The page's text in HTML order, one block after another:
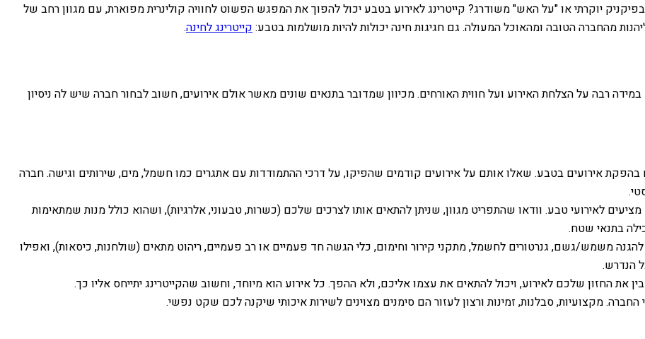
יוקרתי או "על האש" משודרג? קייטרינג לאירוע בטבע יכול להפוך את המפגש הפשוט לחוויה קולינרית מפוארת, עם מגוון רחב של
מהחברה הטובה ומהאוכל המעולה. גם חגיגות חינה יכולות להיות מושלמות בטבע:קייטרינג לחינה.
רבה על הצלחת האירוע ועל חווית האורחים. מכיוון שמדובר בתנאים שונים מאשר אולם אירועים, חשוב לבחור חברה שיש לה ניסיון
בהפקת אירועים בטבע. שאלו אותם על אירועים קודמים שהפיקו, על דרכי ההתמודדות עם אתגרים כמו חשמל, מים, שירותים וגישה. חברה
לאירועי טבע. וודאו שהתפריט מגוון, שניתן להתאים אותו לצרכים שלכם (כשרות, טבעוני, אלרגיות), ושהוא כולל מנות שמתאימות
בתנאי שטח.
להגנה משמש/גשם, גנרטורים לחשמל, מתקני קירור וחימום, כלי הגשה חד פעמיים או רב פעמיים, ריהוט מתאים (שולחנות, כיסאות), ואפילו
הנדרש.
את החזון שלכם לאירוע, ויכול להתאים את עצמו אליכם, ולא ההפך. כל אירוע הוא מיוחד, וחשוב שהקייטרינג יתייחס אליו כך.
מקצועיות, סבלנות, זמינות ורצון לעזור הם סימנים מצוינים לשירות איכותי שיקנה לכם שקט נפשי.